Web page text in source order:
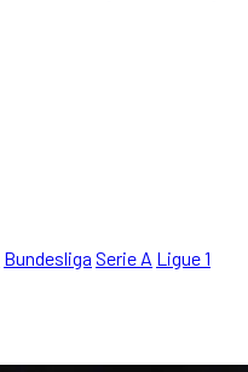
Bundesliga Serie A Ligue 1